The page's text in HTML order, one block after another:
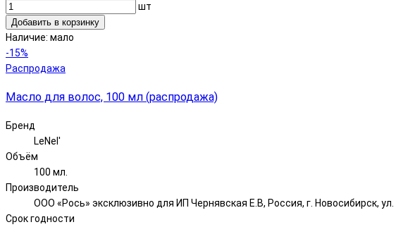
шт
Добавить в корзинку
Наличие: мало
-15%
Распродажа
Масло для волос, 100 мл (распродажа)
Бренд
LeNel'
Объём
100 мл.
Производитель
ООО «Рось» эксклюзивно для ИП Чернявская Е.В, Россия, г. Новосибирск, ул.
Срок годности